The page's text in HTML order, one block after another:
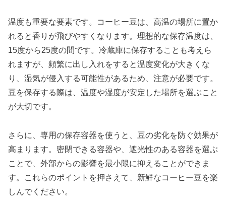
温度も重要な要素です。コーヒー豆は、高温の場所に置か
れると香りが飛びやすくなります。理想的な保存温度は、
15度から25度の間です。冷蔵庫に保存することも考えら
れますが、頻繁に出し入れをすると温度変化が大きくな
り、湿気が侵入する可能性があるため、注意が必要です。
豆を保存する際は、温度や湿度が安定した場所を選ぶこと
が大切です。
さらに、専用の保存容器を使うと、豆の劣化を防ぐ効果が
高まります。密閉できる容器や、遮光性のある容器を選ぶ
ことで、外部からの影響を最小限に抑えることができま
す。これらのポイントを押さえて、新鮮なコーヒー豆を楽
しんでください。